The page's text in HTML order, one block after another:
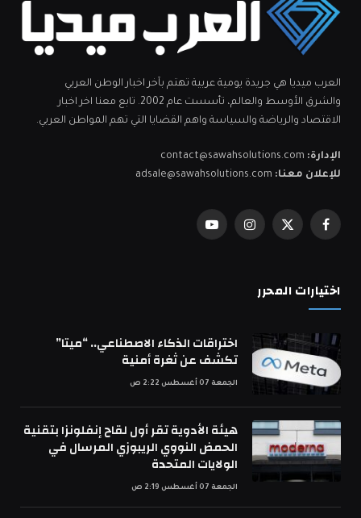
العرب ميديا هي جريدة يومية عربية تهتم بآخر اخبار الوطن العربي
والشرق الأوسط والعالم، تأسست عام 2002. تابع معنا اخر اخبار
الاقتصاد والرياضة والسياسة واهم القضايا التي تهم المواطن العربي.
الإدارة: contact@sawahsolutions.com
للإعلان معنا: adsale@sawahsolutions.com
فيسبوكX
الانستغراميوتيوب
اختيارات المحرر
اختراقات الذكاء الاصطناعي.. “ميتا”
تكشف عن ثغرة أمنية
الجمعة 07 أغسطس 2:22 ص
هيئة الأدوية تقر أول لقاح إنفلونزا بتقنية
الحمض النووي الريبوزي المرسال في
الولايات المتحدة
الجمعة 07 أغسطس 2:19 ص